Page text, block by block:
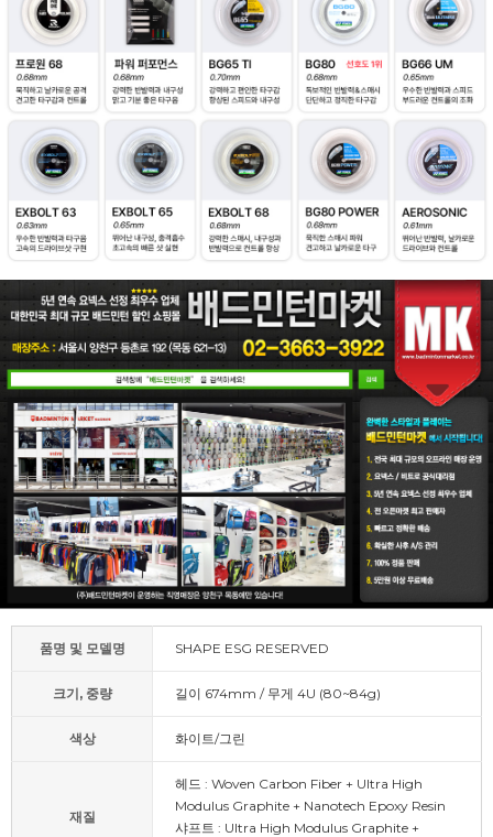
품명 및 모델명 SHAPE ESG RESERVED
크기, 중량 길이 674mm / 무게 4U (80~84g)
색상 화이트/그린
재질
헤드 : Woven Carbon Fiber + Ultra High
Modulus Graphite + Nanotech Epoxy Resin
샤프트 : Ultra High Modulus Graphite +